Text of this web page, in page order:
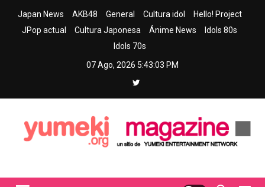
Japan News AKB48 General Cultura idol
Hello! Project
JPop actual
Cultura Japonesa Ánime News
Idols 80s
Idols 70s
07 Ago, 2026 5:43:04 PM